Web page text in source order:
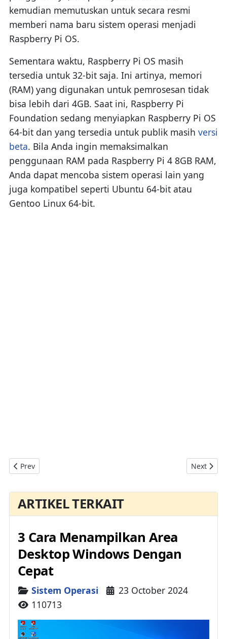
kemudian memutuskan untuk secara resmi
memberi nama baru sistem operasi menjadi
Raspberry Pi OS.
Sementara waktu, Raspberry Pi OS masih
tersedia untuk 32-bit saja. Ini artinya, memori
(RAM) yang digunakan untuk pemrosesan tidak
bisa lebih dari 4GB. Saat ini, Raspberry Pi
Foundation sedang menyiapkan Raspberry Pi OS
64-bit dan yang tersedia untuk publik masih versi
beta. Bila Anda ingin memaksimalkan
penggunaan RAM pada Raspberry Pi 4 8GB RAM,
Anda dapat mencoba sistem operasi lain yang
juga kompatibel seperti Ubuntu 64-bit atau
Gentoo Linux 64-bit.
Previous article: 5 Distro Linux Terbaik Untuk Perangkat
Prev Next
Next
ARTIKEL TERKAIT
3 Cara Menampilkan Area
Desktop Windows Dengan
Cepat
Details
Sistem Operasi
23 October 2024
110713